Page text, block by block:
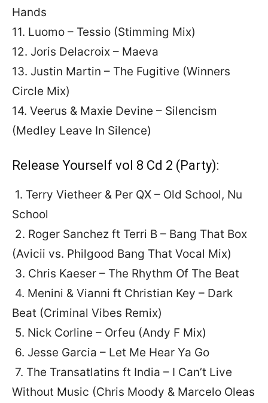
Hands
11. Luomo – Tessio (Stimming Mix)
12. Joris Delacroix – Maeva
13. Justin Martin – The Fugitive (Winners
Circle Mix)
14. Veerus & Maxie Devine – Silencism
(Medley Leave In Silence)
Release Yourself vol 8 Cd 2 (Party):
1. Terry Vietheer & Per QX – Old School, Nu
School
2. Roger Sanchez ft Terri B – Bang That Box
(Avicii vs. Philgood Bang That Vocal Mix)
3. Chris Kaeser – The Rhythm Of The Beat
4. Menini & Vianni ft Christian Key – Dark
Beat (Criminal Vibes Remix)
5. Nick Corline – Orfeu (Andy F Mix)
6. Jesse Garcia – Let Me Hear Ya Go
7. The Transatlatins ft India – I Can’t Live
Without Music (Chris Moody & Marcelo Oleas